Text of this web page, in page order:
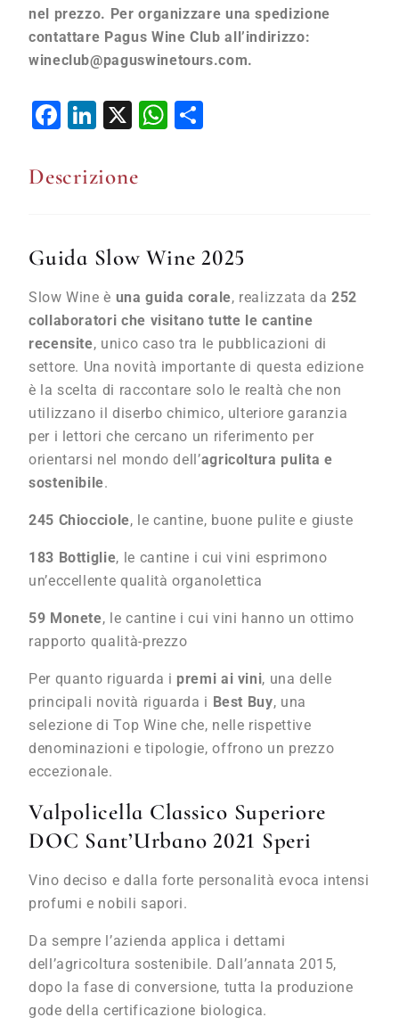
nel prezzo. Per organizzare una spedizione
contattare Pagus Wine Club all’indirizzo:
wineclub@paguswinetours.com.
Facebook
LinkedIn
X WhatsApp
Descrizione
Guida Slow Wine 2025
Slow Wine è una guida corale, realizzata da252
collaboratori che visitano tutte le cantine
recensite, unico caso tra le pubblicazioni di
settore. Una novità importante di questa edizione
è la scelta di raccontare solo le realtà che non
utilizzano il diserbo chimico, ulteriore garanzia
per i lettori che cercano un riferimento per
orientarsi nel mondo dell’agricoltura pulita e
sostenibile.
245 Chiocciole, le cantine, buone pulite e giuste
183 Bottiglie, le cantine i cui vini esprimono
un’eccellente qualità organolettica
59 Monete, le cantine i cui vini hanno un ottimo
rapporto qualità-prezzo
Per quanto riguarda i premi ai vini, una delle
principali novità riguarda i Best Buy, una
selezione di Top Wine che, nelle rispettive
denominazioni e tipologie, offrono un prezzo
eccezionale.
Valpolicella Classico Superiore
DOC Sant’Urbano 2021 Speri
Vino deciso e dalla forte personalità evoca intensi
profumi e nobili sapori.
Da sempre l’azienda applica i dettami
dell’agricoltura sostenibile. Dall’annata 2015,
dopo la fase di conversione, tutta la produzione
gode della certificazione biologica.